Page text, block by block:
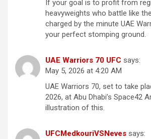
If your goal is to profit from
heavyweights who battle like
charged by the minute UAE
your perfect stomping ground.
UAE Warriors 70 UFC says:
May 5, 2026 at 4:20 AM
UAE Warriors 70, set to take
2026, at Abu Dhabi’s Space42
illustration of this.
UFCMedkouriVSNeves says: